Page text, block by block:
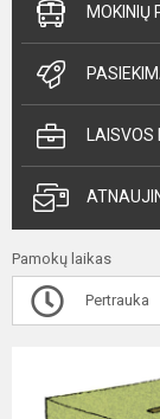
MOKINIŲ
Pamokų laikas
Pertrauka